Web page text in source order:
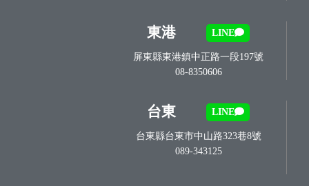
東港 LINE
屏東縣東港鎮中正路一段197號
08-8350606
台東 LINE
台東縣台東市中山路323巷8號
089-343125